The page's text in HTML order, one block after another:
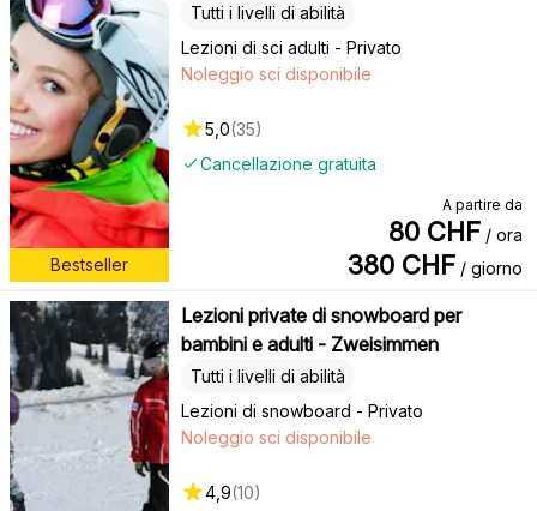
Bestseller
Lezioni di sci adulti - Privato
Tutti i livelli di abilità
Cancellazione gratuita
Noleggio sci disponibile
5,0(35)
A partire da
80 CHF / ora
380 CHF / giorno
Lezioni private di snowboard per
bambini e adulti - Zweisimmen
Lezioni di snowboard - Privato
Tutti i livelli di abilità
Noleggio sci disponibile
4,9(10)